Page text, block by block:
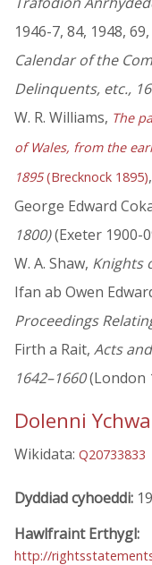
1946-7, 84, 1948,
Calendar of the
Delinquents, etc.,
W. R. Williams, The
of Wales, from the
1895(Brecknock 1895)
George Edward
1800)(Exeter 1900-
W. A. Shaw, Knights
Ifan ab Owen
Proceedings
Firth a Rait, Acts
1642–1660(London
Dolenni
Wikidata: Q20733833
Dyddiad cyhoeddi:
Hawlfraint Erthygl:
http://